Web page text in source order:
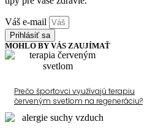
Váš e-mail
Prihlásiť sa
MOHLO BY VÁS ZAUJÍMAŤ
Prečo športovci využívajú terapiu
červeným svetlom na regeneráciu?